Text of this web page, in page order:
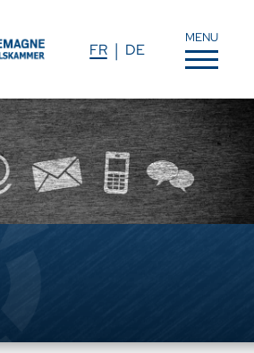
FR DE
MENU